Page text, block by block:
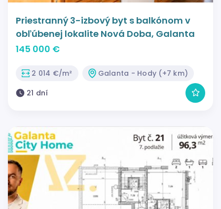
Priestranný 3-izbový byt s balkónom v
obľúbenej lokalite Nová Doba, Galanta
145 000 €
2 014 €/m²
Galanta - Hody (+7 km)
21 dní